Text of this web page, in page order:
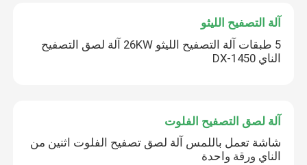
آلة التصفيح الليثو
5 طبقات آلة التصفيح الليثو 26KW آلة لصق التصفيح
الناي DX-1450
آلة لصق التصفيح الفلوت
شاشة تعمل باللمس آلة لصق تصفيح الفلوت اثنين من
الناي ورقة واحدة